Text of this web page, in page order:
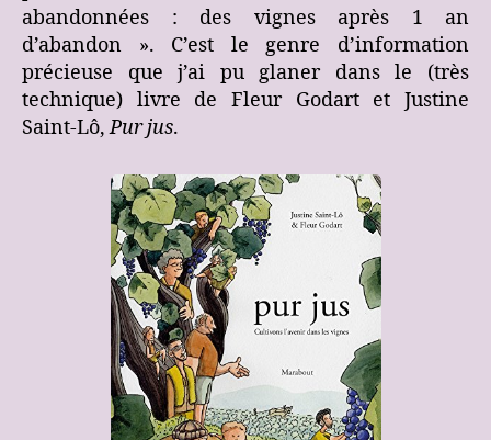
abandonnées : des vignes après 1 an
d’abandon ». C’est le genre d’information
précieuse que j’ai pu glaner dans le (très
technique) livre de Fleur Godart et Justine
Saint-Lô,Pur jus.